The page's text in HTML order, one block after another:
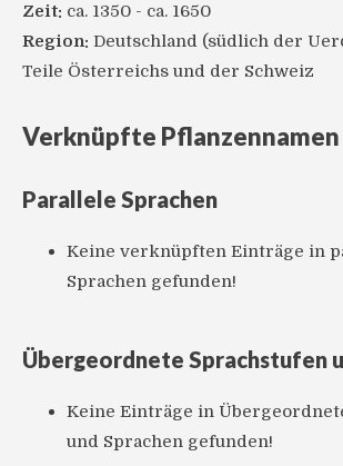
Zeit: ca. 1350 - ca. 1650
Region: Deutschland (südlich der
Teile Österreichs und der Schweiz
Verknüpfte Pflanzennamen
Parallele Sprachen
Keine verknüpften Einträge in
Sprachen gefunden!
Übergeordnete Sprachstufen
Keine Einträge in
und Sprachen gefunden!